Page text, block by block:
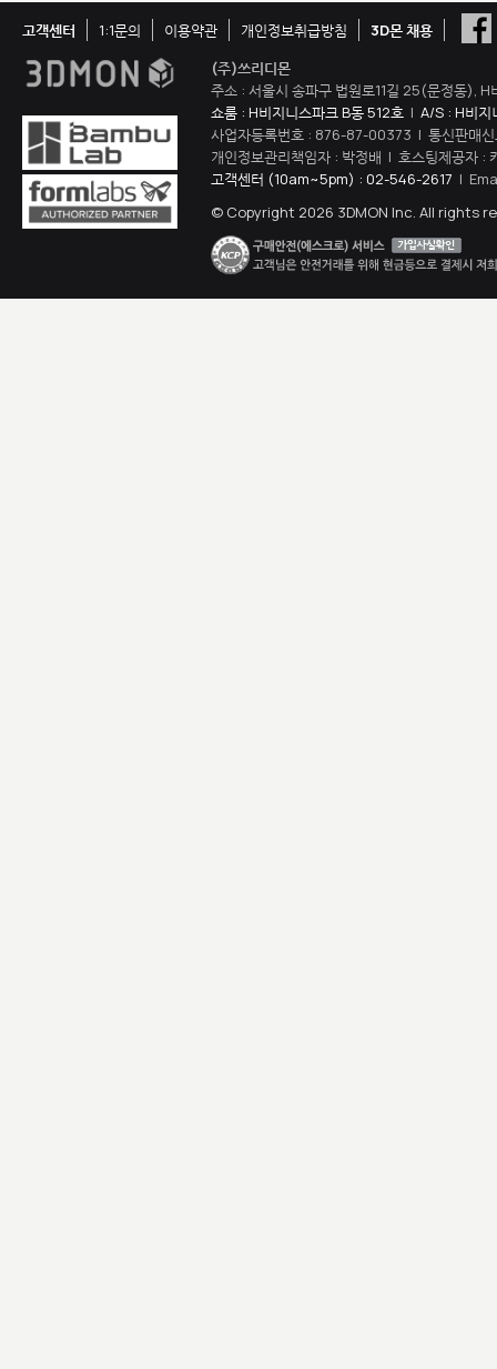
고객센터 1:1문의 이용약관 개인정보취급방침
3D몬 채용
(주)쓰리디몬
주소 : 서울시 송파구 법원로11길 25(문정동),
쇼룸 : H비지니스파크 B동 512호 | A/S : H비지
사업자등록번호 : 876-87-00373 | 통신판매
개인정보관리책임자 : 박정배 | 호스팅제공자 :
고객센터 (10am~5pm) : 02-546-2617 |
© Copyright 2026 3DMON Inc. All rights